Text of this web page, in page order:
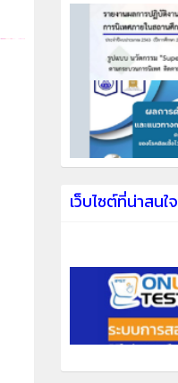
เว็บไซต์ที่น่าสนใจ